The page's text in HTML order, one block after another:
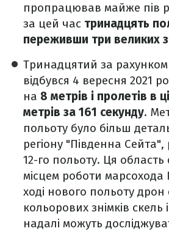
пропрацював майже пів
за цей час тринадцять
переживши три великих
Тринадцятий за
відбувся 4 вересня 2021
на 8 метрів і пролетів в
метрів за 161 секунду.
польоту було більш
регіону "Південна Сейта",
12-го польоту. Ця
місцем роботи марсохода
ході нового польоту
кольорових знімків скель
надалі можуть